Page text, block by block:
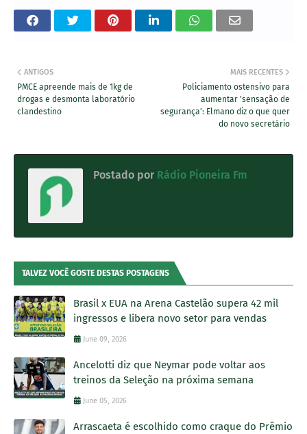
MAIS RECENTES
Policiamento ostensivo para
aumentar 'sensação de
segurança': Elmano diz o que quer
do novo secretário
ANTIGOS
PMCE apreende mais de 1kg de
drogas e desmonta laboratório
clandestino
Postado por Rádio Pioneira Fm
TALVEZ VOCÊ GOSTE DESTAS POSTAGENS
Brasil x EUA na Arena Castelão supera 42 mil
ingressos e libera novo setor para vendas
June 09, 2026
Ancelotti diz que Neymar pode voltar aos
treinos da Seleção na próxima semana
June 05, 2026
Arrascaeta é escolhido como craque do Prêmio